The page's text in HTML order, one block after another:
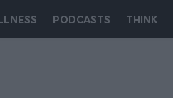
PODCASTS THINK